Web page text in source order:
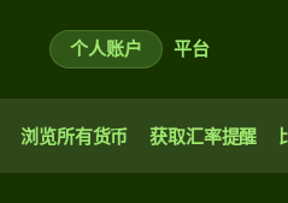
个人账户 平台
浏览所有货币 获取汇率提醒